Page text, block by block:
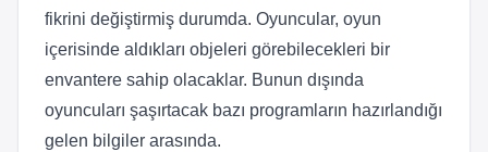
fikrini değiştirmiş durumda. Oyuncular, oyun
içerisinde aldıkları objeleri görebilecekleri bir
envantere sahip olacaklar. Bunun dışında
oyuncuları şaşırtacak bazı programların hazırlandığı
gelen bilgiler arasında.